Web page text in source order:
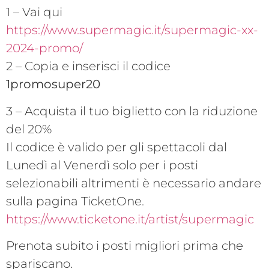
1 – Vai qui
https://www.supermagic.it/supermagic-xx-
2024-promo/
2 – Copia e inserisci il codice
1promosuper20
3 – Acquista il tuo biglietto con la riduzione
del 20%
Il codice è valido per gli spettacoli dal
Lunedì al Venerdì solo per i posti
selezionabili altrimenti è necessario andare
sulla pagina TicketOne.
https://www.ticketone.it/artist/supermagic
Prenota subito i posti migliori prima che
spariscano.